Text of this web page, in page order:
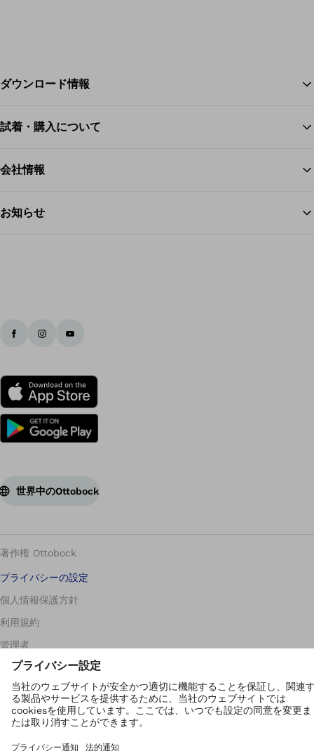
ダウンロード情報
試着・購入について
会社情報
お知らせ
世界中のOttobock
著作権 Ottobock
プライバシーの設定
個人情報保護方針
利用規約
管理者
Corporate Home
Compliance